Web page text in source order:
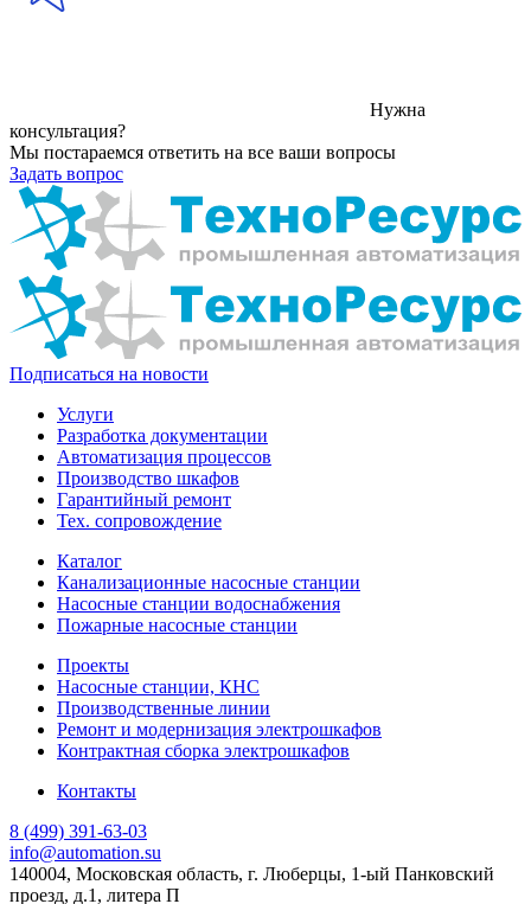
Нужна
консультация?
Мы постараемся ответить на все ваши вопросы
Задать вопрос
Подписаться на новости
Услуги
Разработка документации
Автоматизация процессов
Производство шкафов
Гарантийный ремонт
Тех. сопровождение
Каталог
Канализационные насосные станции
Насосные станции водоснабжения
Пожарные насосные станции
Проекты
Насосные станции, КНС
Производственные линии
Ремонт и модернизация электрошкафов
Контрактная сборка электрошкафов
Контакты
8 (499) 391-63-03
info@automation.su
140004, Московская область, г. Люберцы, 1-ый Панковский
проезд, д.1, литера П